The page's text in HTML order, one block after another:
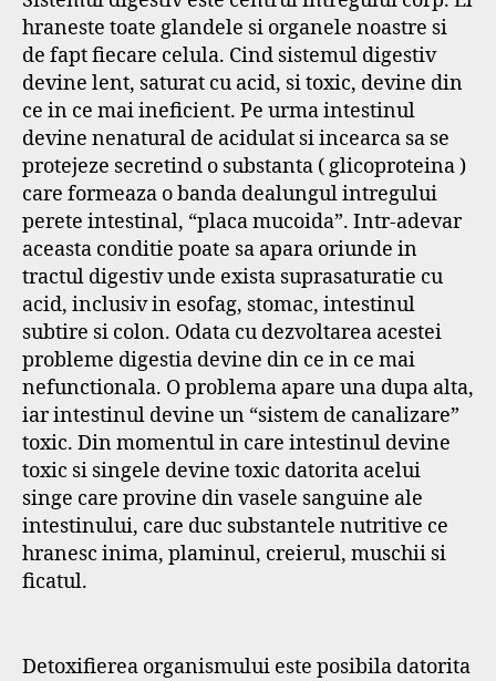
hraneste toate glandele si organele noastre si
de fapt fiecare celula. Cind sistemul digestiv
devine lent, saturat cu acid, si toxic, devine din
ce in ce mai ineficient. Pe urma intestinul
devine nenatural de acidulat si incearca sa se
protejeze secretind o substanta ( glicoproteina )
care formeaza o banda dealungul intregului
perete intestinal, “placa mucoida”. Intr-adevar
aceasta conditie poate sa apara oriunde in
tractul digestiv unde exista suprasaturatie cu
acid, inclusiv in esofag, stomac, intestinul
subtire si colon. Odata cu dezvoltarea acestei
probleme digestia devine din ce in ce mai
nefunctionala. O problema apare una dupa alta,
iar intestinul devine un “sistem de canalizare”
toxic. Din momentul in care intestinul devine
toxic si singele devine toxic datorita acelui
singe care provine din vasele sanguine ale
intestinului, care duc substantele nutritive ce
hranesc inima, plaminul, creierul, muschii si
ficatul.
Detoxifierea organismului este posibila datorita